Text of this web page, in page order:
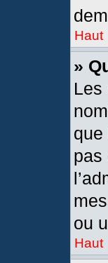
Haut
»
Les
que
pas
ou
Haut